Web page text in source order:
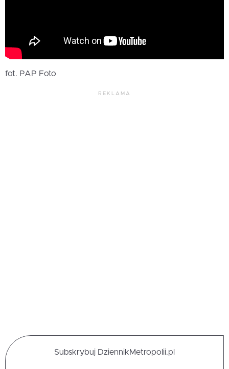
fot. PAP Foto
REKLAMA
Subskrybuj DziennikMetropolii.pl